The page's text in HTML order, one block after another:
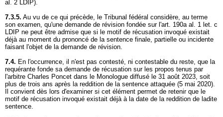
al. 2 LDIP).
7.3.5. Au vu de ce qui précède, le Tribunal fédéral considère, au terme
son examen, qu'une demande de révision fondée sur l'art. 190a al. 1 let. c
LDIP ne peut être admise que si le motif de récusation invoqué existait
déjà au moment du prononcé de la sentence finale, partielle ou incidente
faisant l'objet de la demande de révision.
7.4. En l'occurrence, il n'est pas contesté, ni contestable du reste, que la
requérante fonde sa demande de récusation sur les propos tenus par
l'arbitre Charles Poncet dans le Monologue diffusé le 31 août 2023, soit
plus de trois ans après la reddition de la sentence attaquée (5 mai 2020).
Il convient dès lors d'examiner si cet élément permet de retenir que le
motif de récusation invoqué existait déjà à la date de la reddition de ladite
sentence.